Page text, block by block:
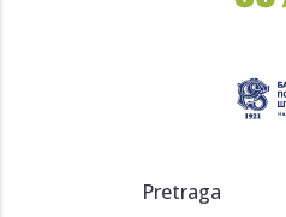
23:49:
istom timu!
Pretraga